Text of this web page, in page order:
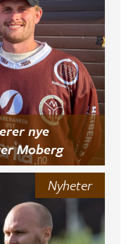
nye
Moberg
Nyheter